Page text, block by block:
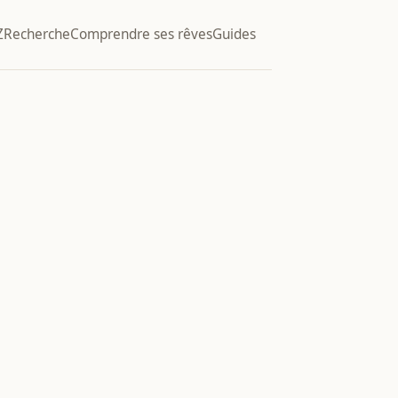
RechercheComprendre ses rêvesGuides